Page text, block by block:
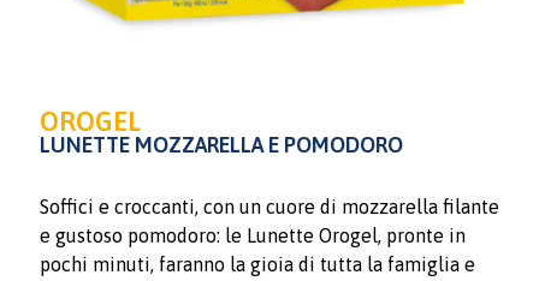
OROGEL
LUNETTE MOZZARELLA E POMODORO
Soffici e croccanti, con un cuore di mozzarella filante
e gustoso pomodoro: le Lunette Orogel, pronte in
pochi minuti, faranno la gioia di tutta la famiglia e